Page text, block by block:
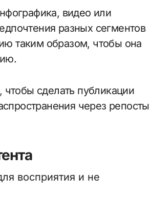
видео или
разных сегментов
таким образом, чтобы она
чтобы сделать публикации
через репосты
восприятия и не